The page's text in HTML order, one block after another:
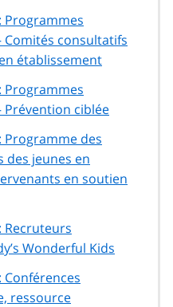
Programmes
consultatifs
établissement
Programmes
ciblée
Programme des
des jeunes en
en soutien
Recruteurs
Wonderful Kids
Conférences
ressource